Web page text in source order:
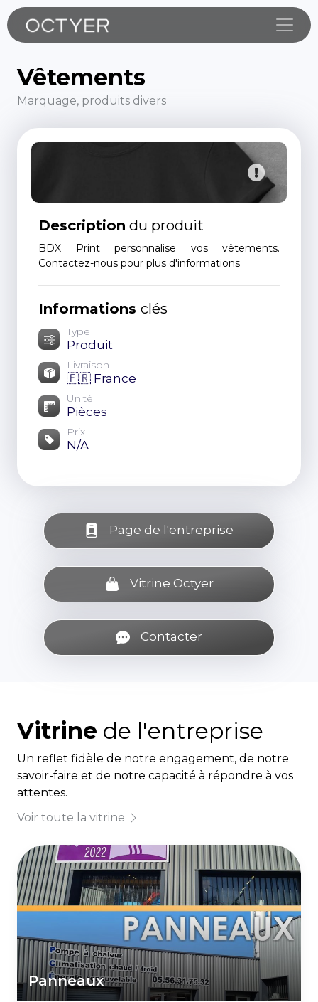
Vêtements
Marquage, produits divers
Description du produit
BDX Print personnalise vos vêtements.
Contactez-nous pour plus d'informations
Informations clés
Type
Produit
Livraison
🇫🇷 France
Unité
Pièces
Prix
N/A
Page de l'entreprise
Vitrine Octyer
Contacter
Vitrine de l'entreprise
Un reflet fidèle de notre engagement, de notre
savoir-faire et de notre capacité à répondre à vos
attentes.
Voir toute la vitrine
Panneaux